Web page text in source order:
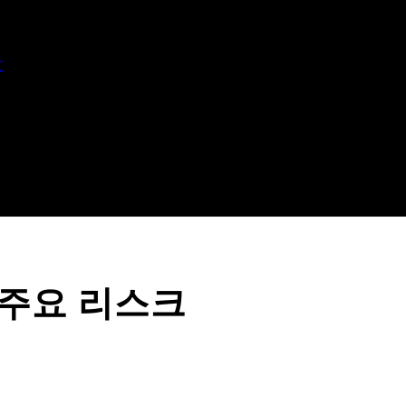
요 리스크